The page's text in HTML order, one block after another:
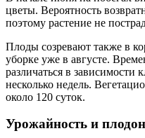
цветы. Вероятность
поэтому растение не
Плоды созревают также в
уборке уже в августе.
различаться в зависимости
несколько недель.
около 120 суток.
Урожайность и